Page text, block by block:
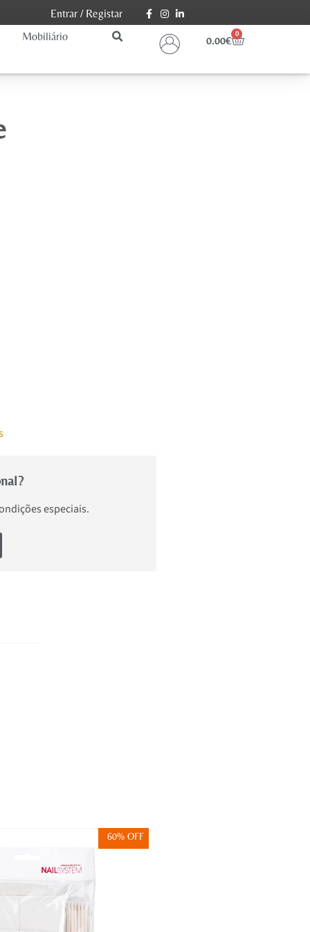
Entrar/ Registar
Mobiliário 0.00€
0
especiais.
60% OFF